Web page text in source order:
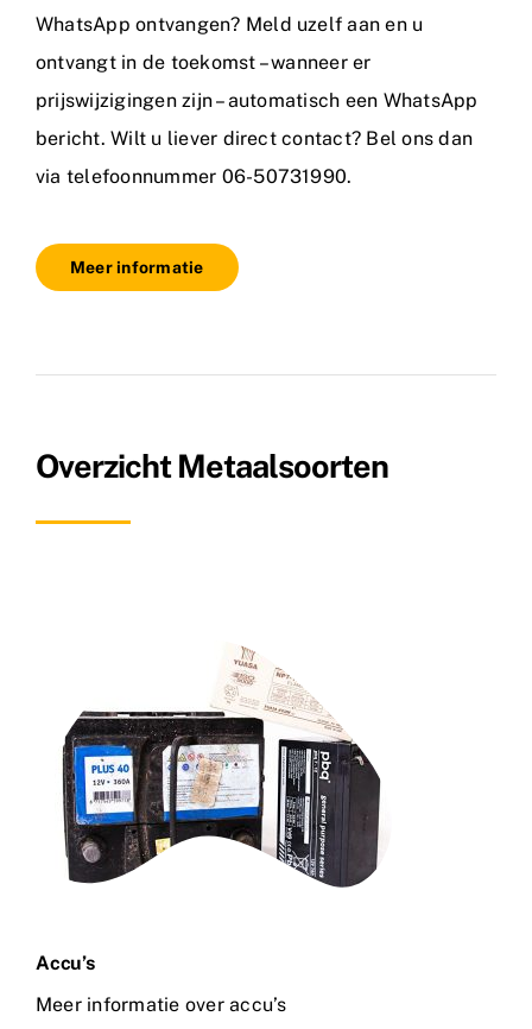
WhatsApp ontvangen? Meld uzelf aan en u
ontvangt in de toekomst – wanneer er
prijswijzigingen zijn – automatisch een WhatsApp
bericht. Wilt u liever direct contact? Bel ons dan
via telefoonnummer 06-50731990.
Meer informatie
Overzicht Metaalsoorten
Accu’s
Meer informatie over accu’s